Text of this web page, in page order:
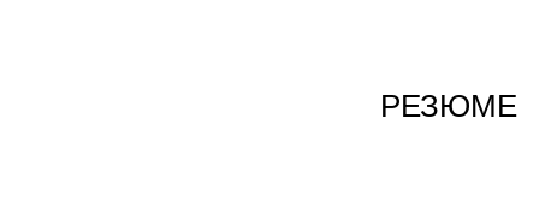
РЕЗЮМЕ